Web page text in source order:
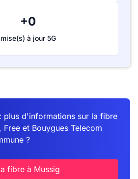
+0
mise(s) à jour 5G
plus d'informations sur la fibre
Free et Bouygues Telecom
?
fibre à Mussig